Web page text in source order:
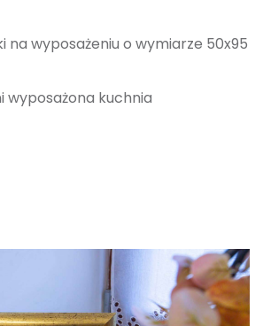
na wyposażeniu o wymiarze 50x95
wyposażona kuchnia